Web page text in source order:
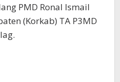
PMD Ronal Ismail
(Korkab) TA P3MD